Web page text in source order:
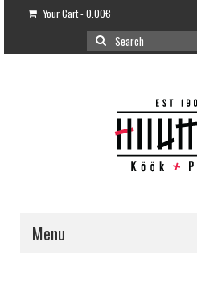
Your Cart-0.00€
Search
for:
Menu